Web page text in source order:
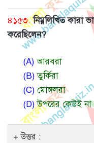
৪১৫৩. নিম্নলিখিত কারা
করেছিলেন?
(A)আরবরা
(B)তুর্কিরা
(C) মোঙ্গলরা
(D)উপরের কেউই না
উত্তর :